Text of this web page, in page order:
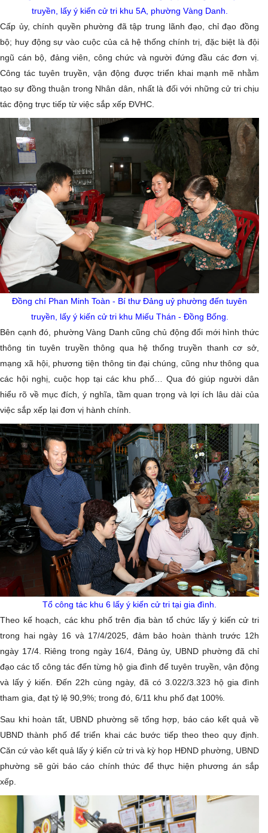
truyền, lấy ý kiến cử tri khu 5A, phường Vàng Danh.
Cấp ủy, chính quyền phường đã tập trung lãnh đạo, chỉ đạo đồng
bộ; huy động sự vào cuộc của cả hệ thống chính trị, đặc biệt là đội
ngũ cán bộ, đảng viên, công chức và người đứng đầu các đơn vị.
Công tác tuyên truyền, vận động được triển khai mạnh mẽ nhằm
tạo sự đồng thuận trong Nhân dân, nhất là đối với những cử tri chịu
tác động trực tiếp từ việc sắp xếp ĐVHC.
Đồng chí Phan Minh Toàn - Bí thư Đảng uỷ phường đến tuyên
truyền, lấy ý kiến cử tri khu Miếu Thán - Đồng Bống.
Bên cạnh đó, phường Vàng Danh cũng chủ động đổi mới hình thức
thông tin tuyên truyền thông qua hệ thống truyền thanh cơ sở,
mạng xã hội, phương tiện thông tin đại chúng, cũng như thông qua
các hội nghị, cuộc họp tại các khu phố… Qua đó giúp người dân
hiểu rõ về mục đích, ý nghĩa, tầm quan trọng và lợi ích lâu dài của
việc sắp xếp lại đơn vị hành chính.
Tổ công tác khu 6 lấy ý kiến cử tri tại gia đình.
Theo kế hoạch, các khu phố trên địa bàn tổ chức lấy ý kiến cử tri
trong hai ngày 16 và 17/4/2025, đảm bảo hoàn thành trước 12h
ngày 17/4. Riêng trong ngày 16/4, Đảng ủy, UBND phường đã chỉ
đạo các tổ công tác đến từng hộ gia đình để tuyên truyền, vận động
và lấy ý kiến. Đến 22h cùng ngày, đã có 3.022/3.323 hộ gia đình
tham gia, đạt tỷ lệ 90,9%; trong đó, 6/11 khu phố đạt 100%.
Sau khi hoàn tất, UBND phường sẽ tổng hợp, báo cáo kết quả về
UBND thành phố để triển khai các bước tiếp theo theo quy định.
Căn cứ vào kết quả lấy ý kiến cử tri và kỳ họp HĐND phường, UBND
phường sẽ gửi báo cáo chính thức để thực hiện phương án sắp
xếp.